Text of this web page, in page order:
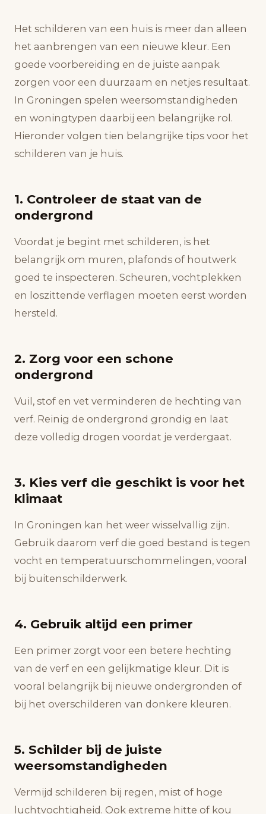
Het schilderen van een huis is meer dan alleen
het aanbrengen van een nieuwe kleur. Een
goede voorbereiding en de juiste aanpak
zorgen voor een duurzaam en netjes resultaat.
In Groningen spelen weersomstandigheden
en woningtypen daarbij een belangrijke rol.
Hieronder volgen tien belangrijke tips voor het
schilderen van je huis.
1. Controleer de staat van de
ondergrond
Voordat je begint met schilderen, is het
belangrijk om muren, plafonds of houtwerk
goed te inspecteren. Scheuren, vochtplekken
en loszittende verflagen moeten eerst worden
hersteld.
2. Zorg voor een schone
ondergrond
Vuil, stof en vet verminderen de hechting van
verf. Reinig de ondergrond grondig en laat
deze volledig drogen voordat je verdergaat.
3. Kies verf die geschikt is voor het
klimaat
In Groningen kan het weer wisselvallig zijn.
Gebruik daarom verf die goed bestand is tegen
vocht en temperatuurschommelingen, vooral
bij buitenschilderwerk.
4. Gebruik altijd een primer
Een primer zorgt voor een betere hechting
van de verf en een gelijkmatige kleur. Dit is
vooral belangrijk bij nieuwe ondergronden of
bij het overschilderen van donkere kleuren.
5. Schilder bij de juiste
weersomstandigheden
Vermijd schilderen bij regen, mist of hoge
luchtvochtigheid. Ook extreme hitte of kou